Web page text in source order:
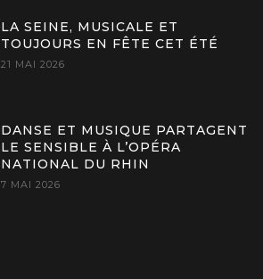
LA SEINE, MUSICALE ET
TOUJOURS EN FÊTE CET ÉTÉ
21 MAI 2026
DANSE ET MUSIQUE PARTAGENT
LE SENSIBLE À L’OPÉRA
NATIONAL DU RHIN
7 MAI 2026